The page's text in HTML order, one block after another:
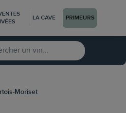
LA CAVE PRIMEURS
Moriset